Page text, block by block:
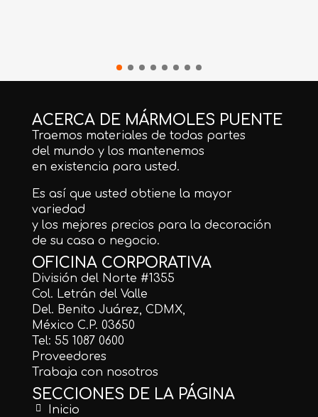
ACERCA DE MÁRMOLES PUENTE
Traemos materiales de todas partes
del mundo y los mantenemos
en existencia para usted.
Es así que usted obtiene la mayor
variedad
y los mejores precios para la decoración
de su casa o negocio.
OFICINA CORPORATIVA
División del Norte #1355
Col. Letrán del Valle
Del. Benito Juárez, CDMX,
México C.P. 03650
Tel: 55 1087 0600
Proveedores
Trabaja con nosotros
SECCIONES DE LA PÁGINA
Inicio